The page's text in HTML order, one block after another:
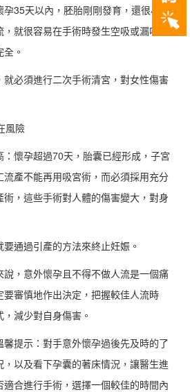
35天以內，胚胎剛剛發育，還很小。
就很容易在手術時發生空吸或漏吸，
。
必須進行二次手術清宮，對女性傷害
風險
懷孕超過70天，胎囊已經形成，子宮
產不能再用吸宮術，而必須採用充分
，這些手術對人體的傷害變大，對身
通過引產的方法來終止妊娠。
，意外懷孕且不得不做人流是一個痛
審慎地作出決定，把握較佳人流時
減少對自身傷害。
提示：對手意外懷孕過後先及時的了
以及看下孕囊的著床情況，讓醫生進
合進行手術，選擇一個較佳的時間內